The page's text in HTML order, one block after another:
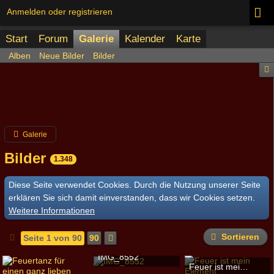
Anmelden oder registrieren
Start Forum Galerie Kalender Karte
Alben Neue Bilder Bilder
Galerie
Bilder 1.348
Diese Seite verwendet Cookies. Durch die Nutzung unserer Seite
erklären Sie sich damit einverstanden, dass wir Cookies setzen.
Weitere Informationen
Seite 1 von 90 90 Sortieren
IMG_8552
ronin-12. September 2016
Feuer ist mein Element